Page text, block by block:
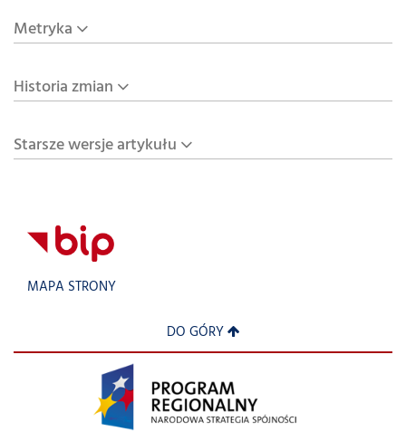
Metryka
Historia zmian
Starsze wersje artykułu
MAPA STRONY
DO GÓRY